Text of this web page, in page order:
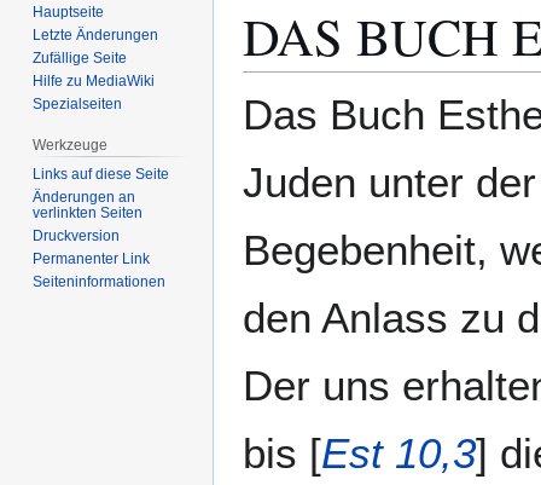
Navigation
Suche
DAS BUCH
Das Buch
Juden unter
Begebenheit,
den Anlass zu
Der uns
bis [Est 10,3]
Hauptseite
Letzte Änderungen
Zufällige Seite
Hilfe zu MediaWiki
Spezialseiten
Werkzeuge
Links auf diese Seite
Änderungen an
verlinkten Seiten
Druckversion
Permanenter Link
Seiten­­informationen